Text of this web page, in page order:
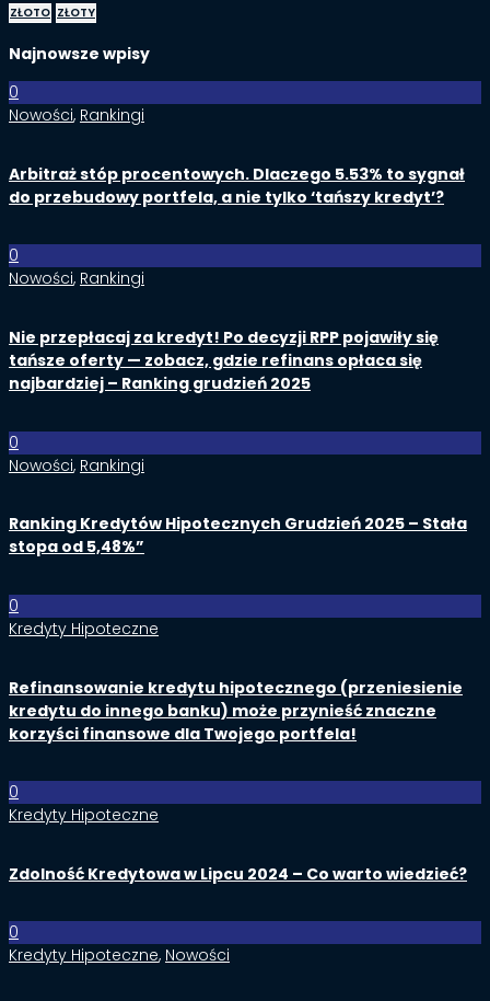
ZŁOTO ZŁOTY
Najnowsze wpisy
0
Nowości, Rankingi
Arbitraż stóp procentowych. Dlaczego 5.53% to sygnał
do przebudowy portfela, a nie tylko ‘tańszy kredyt’?
0
Nowości, Rankingi
Nie przepłacaj za kredyt! Po decyzji RPP pojawiły się
tańsze oferty — zobacz, gdzie refinans opłaca się
najbardziej – Ranking grudzień 2025
0
Nowości, Rankingi
Ranking Kredytów Hipotecznych Grudzień 2025 – Stała
stopa od 5,48%”
0
Kredyty Hipoteczne
Refinansowanie kredytu hipotecznego (przeniesienie
kredytu do innego banku) może przynieść znaczne
korzyści finansowe dla Twojego portfela!
0
Kredyty Hipoteczne
Zdolność Kredytowa w Lipcu 2024 – Co warto wiedzieć?
0
Kredyty Hipoteczne, Nowości